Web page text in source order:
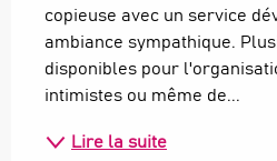
copieuse avec un service
ambiance sympathique.
disponibles pour
intimistes ou même de...
Lire la suite